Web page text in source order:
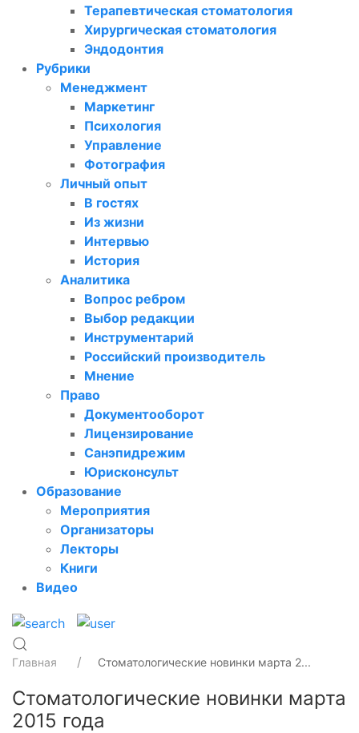
Терапевтическая стоматология
Хирургическая стоматология
Эндодонтия
Рубрики
Менеджмент
Маркетинг
Психология
Управление
Фотография
Личный опыт
В гостях
Из жизни
Интервью
История
Аналитика
Вопрос ребром
Выбор редакции
Инструментарий
Российский производитель
Мнение
Право
Документооборот
Лицензирование
Санэпидрежим
Юрисконсульт
Образование
Мероприятия
Организаторы
Лекторы
Книги
Видео
Главная Стоматологические новинки марта 2...
Стоматологические новинки марта
2015 года